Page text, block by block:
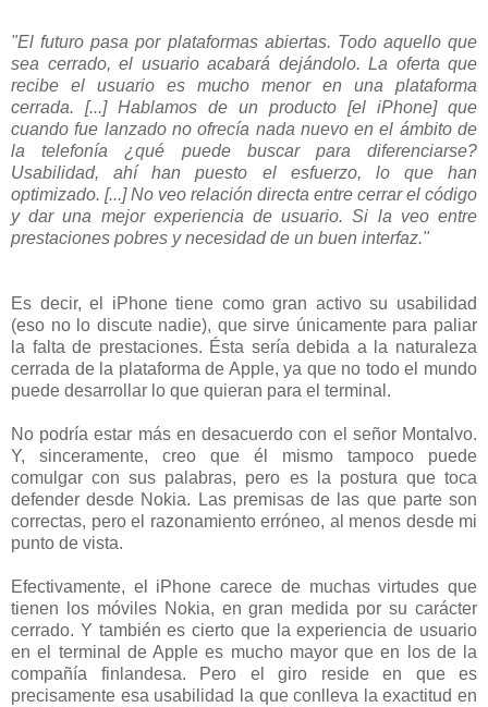
"El futuro pasa por plataformas abiertas. Todo aquello que
sea cerrado, el usuario acabará dejándolo. La oferta que
recibe el usuario es mucho menor en una plataforma
cerrada. [...] Hablamos de un producto [el iPhone] que
cuando fue lanzado no ofrecía nada nuevo en el ámbito de
la telefonía ¿qué puede buscar para diferenciarse?
Usabilidad, ahí han puesto el esfuerzo, lo que han
optimizado. [...] No veo relación directa entre cerrar el código
y dar una mejor experiencia de usuario. Si la veo entre
prestaciones pobres y necesidad de un buen interfaz."
Es decir, el iPhone tiene como gran activo su usabilidad
(eso no lo discute nadie), que sirve únicamente para paliar
la falta de prestaciones. Ésta sería debida a la naturaleza
cerrada de la plataforma de Apple, ya que no todo el mundo
puede desarrollar lo que quieran para el terminal.
No podría estar más en desacuerdo con el señor Montalvo.
Y, sinceramente, creo que él mismo tampoco puede
comulgar con sus palabras, pero es la postura que toca
defender desde Nokia. Las premisas de las que parte son
correctas, pero el razonamiento erróneo, al menos desde mi
punto de vista.
Efectivamente, el iPhone carece de muchas virtudes que
tienen los móviles Nokia, en gran medida por su carácter
cerrado. Y también es cierto que la experiencia de usuario
en el terminal de Apple es mucho mayor que en los de la
compañía finlandesa. Pero el giro reside en que es
precisamente esa usabilidad la que conlleva la exactitud en